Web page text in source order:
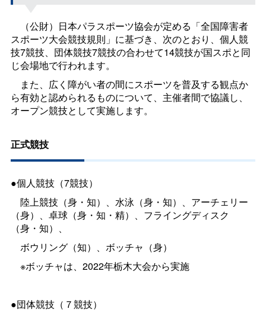
（公財）日本パラスポーツ協会が定める「全国障害者
スポーツ大会競技規則」に基づき、次のとおり、個人競
技7競技、団体競技7競技の合わせて14競技が国スポと同
じ会場地で行われます。
また、広く障がい者の間にスポーツを普及する観点か
ら有効と認められるものについて、主催者間で協議し、
オープン競技として実施します。
正式競技
●個人競技（7競技）
陸上競技（身・知）、水泳（身・知）、アーチェリー
（身）、卓球（身・知・精）、フライングディスク
（身・知）、
ボウリング（知）、ボッチャ（身）
※ボッチャは、2022年栃木大会から実施
●団体競技（７競技）